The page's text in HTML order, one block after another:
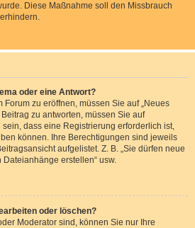
Diese Maßnahme soll den Missbrauch
oder eine Antwort?
zu eröffnen, müssen Sie auf „Neues
zu antworten, müssen Sie auf
sein, dass eine Registrierung erforderlich ist,
können. Ihre Berechtigungen sind jeweils
aufgelistet. Z. B. „Sie dürfen neue
Dateianhänge erstellen“ usw.
oder löschen?
Moderator sind, können Sie nur Ihre